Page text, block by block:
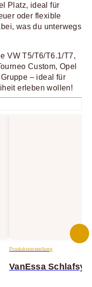
Platz, ideal für
oder flexible
was du unterwegs
VW T5/T6/T6.1/T7,
Custom, Opel
– ideal für
erleben wollen!
Produktvorstellung
VanEssa